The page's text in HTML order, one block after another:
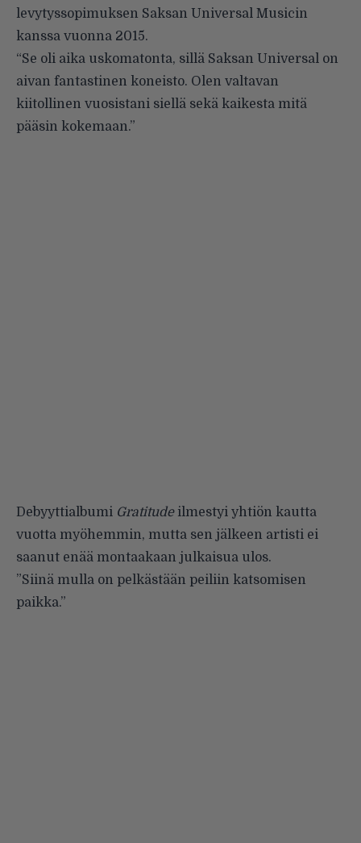
levytyssopimuksen Saksan Universal Musicin
kanssa vuonna 2015.
“Se oli aika uskomatonta, sillä Saksan Universal on
aivan fantastinen koneisto. Olen valtavan
kiitollinen vuosistani siellä sekä kaikesta mitä
pääsin kokemaan.”
Debyyttialbumi Gratitudeilmestyi yhtiön kautta
vuotta myöhemmin, mutta sen jälkeen artisti ei
saanut enää montaakaan julkaisua ulos.
”Siinä mulla on pelkästään peiliin katsomisen
paikka.”